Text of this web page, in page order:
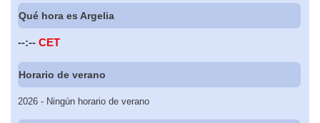
Qué hora es Argelia
--:-- CET
Horario de verano
2026 - Ningún horario de verano